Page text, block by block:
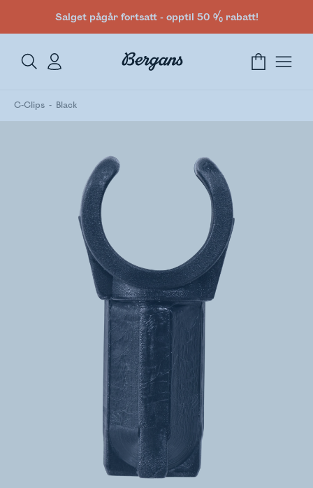
Salget pågår fortsatt - opptil 50 % rabatt!
C-Clips Black